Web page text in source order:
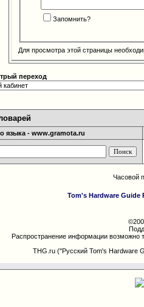
Запомнить?
Для просмотра этой страницы
переход
языка - www.gramota.ru
Часовой
Tom's Hardware Guide
Распространение информации возможно
THG.ru ("Русский Tom's Hardware